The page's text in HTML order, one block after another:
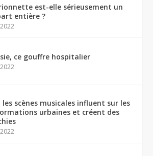
est-elle sérieusement un
entière ?
ce gouffre hospitalier
les scènes musicales influent sur les
urbaines et créent des